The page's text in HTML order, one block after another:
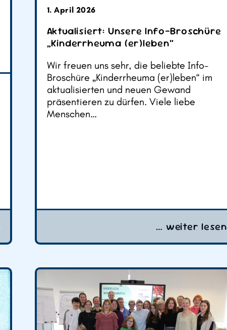
1. April 2026
Aktualisiert: Unsere Info-Broschüre
„Kinderrheuma (er)leben“
Wir freuen uns sehr, die beliebte Info-
Broschüre „Kinderrheuma (er)leben“ im
aktualisierten und neuen Gewand
präsentieren zu dürfen. Viele liebe
Menschen…
… weiter lesen